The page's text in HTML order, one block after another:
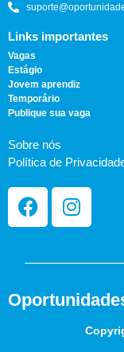
Links importantes
Vagas
Estágio
Jovem aprendiz
Temporário
Publique sua vaga
Sobre nós
Política de